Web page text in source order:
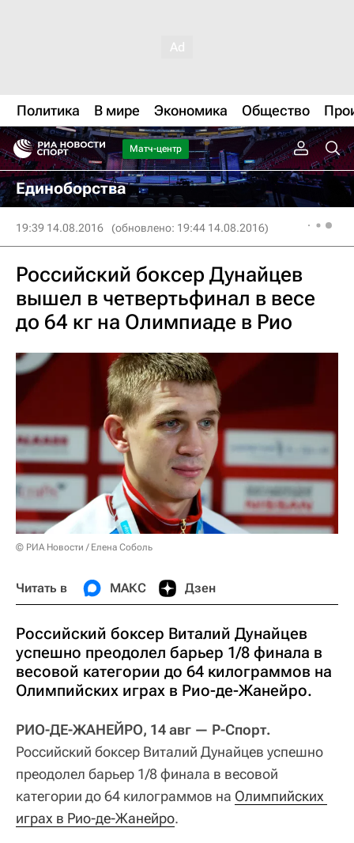
Политика В мире Экономика Общество
Матч-центр
Единоборства
19:39 14.08.2016 (обновлено: 19:44 14.08.2016)
Российский боксер Дунайцев
вышел в четвертьфинал в весе
до 64 кг на Олимпиаде в Рио
© РИА Новости / Елена Соболь
Читать в МАКС Дзен
Российский боксер Виталий Дунайцев
успешно преодолел барьер 1/8 финала в
весовой категории до 64 килограммов на
Олимпийских играх в Рио-де-Жанейро.
РИО-ДЕ-ЖАНЕЙРО, 14 авг — Р-Спорт.
Российский боксер Виталий Дунайцев успешно
преодолел барьер 1/8 финала в весовой
категории до 64 килограммов на Олимпийских
играх в Рио-де-Жанейро.